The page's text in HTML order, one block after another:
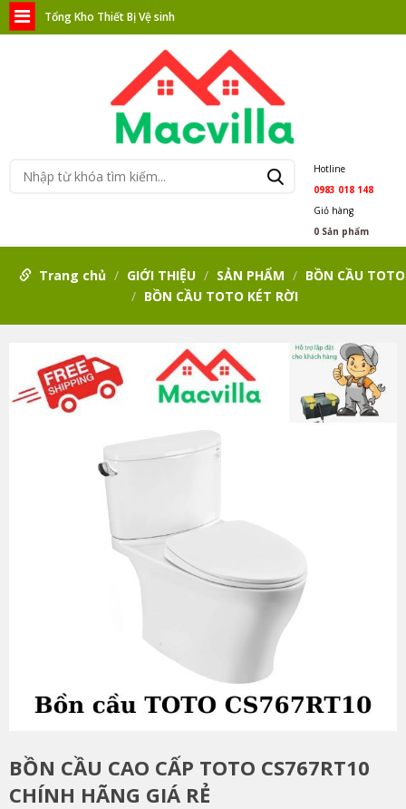
Tổng Kho Thiết Bị Vệ sinh
Hotline
0983 018 148
Giỏ hàng
0 Sản phẩm
Trang chủ GIỚI THIỆU SẢN PHẨM
BỒN CẦU TOTO
BỒN CẦU TOTO KÉT RỜI
BỒN CẦU CAO CẤP TOTO CS767RT10
CHÍNH HÃNG GIÁ RẺ